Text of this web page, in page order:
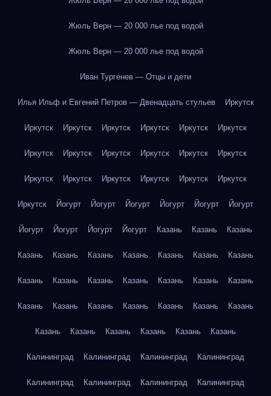
Жюль Верн — 20 000 лье под водой
Жюль Верн — 20 000 лье под водой
Иван Тургенев — Отцы и дети
Илья Ильф и Евгений Петров — Двенадцать стульев Иркутск
Иркутск Иркутск Иркутск Иркутск Иркутск Иркутск
Иркутск Иркутск Иркутск Иркутск Иркутск Иркутск
Иркутск Иркутск Иркутск Иркутск Иркутск Иркутск
Иркутск Йогурт Йогурт Йогурт Йогурт Йогурт Йогурт
Йогурт Йогурт Йогурт Йогурт Казань Казань Казань
Казань Казань Казань Казань Казань Казань Казань
Казань Казань Казань Казань Казань Казань Казань
Казань Казань Казань Казань Казань Казань Казань
Казань Казань Казань Казань Казань Казань
Калининград Калининград Калининград Калининград
Калининград Калининград Калининград Калининград